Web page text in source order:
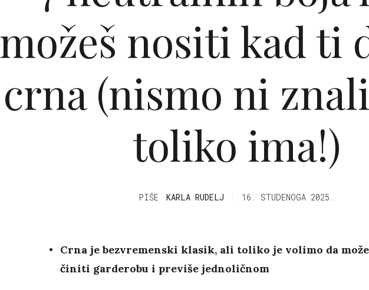
možeš nositi kad ti
crna (nismo ni
toliko ima!)
PIŠE KARLA RUDELJ 16. STUDENOGA 2025.
Crna je bezvremenski klasik, ali toliko je volimo da može
činiti garderobu i previše jednoličnom